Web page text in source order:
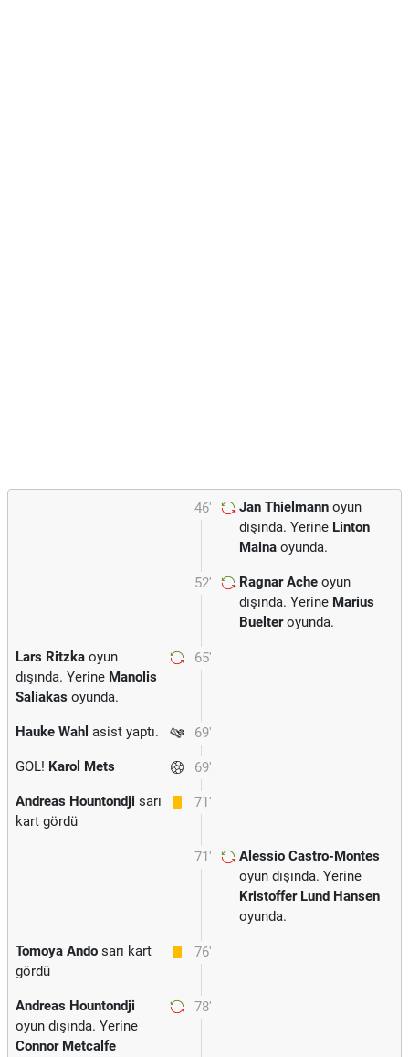
46' Jan Thielmann oyun
dışında. Yerine Linton
Maina oyunda.
52' Ragnar Ache oyun
dışında. Yerine Marius
Buelteroyunda.
65'
Lars Ritzka oyun
dışında. Yerine Manolis
Saliakas oyunda.
69'
Hauke Wahl asist yaptı.
69'
GOL! Karol Mets
71'
Andreas Hountondji sarı
kart gördü
71'
Alessio Castro-Montes
oyun dışında. Yerine
Kristoffer Lund Hansen
oyunda.
76'
Tomoya Ando sarı kart
gördü
78'
Andreas Hountondji
oyun dışında. Yerine
Connor Metcalfe